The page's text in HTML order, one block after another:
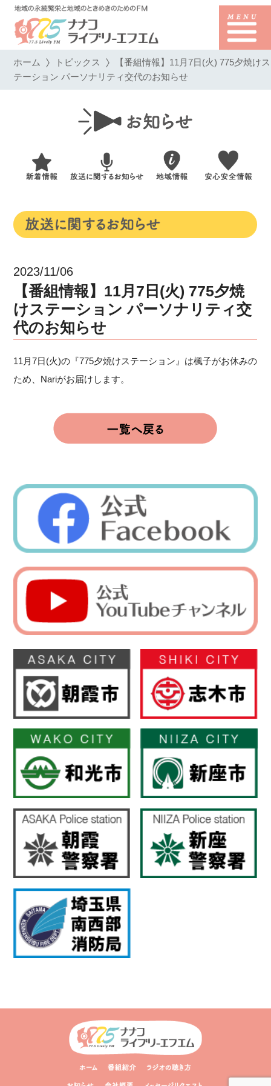
ホーム トピックス 【番組情報】11月7日(火) 775夕焼けス
テーション パーソナリティ交代のお知らせ
2023/11/06
【番組情報】11月7日(火) 775夕焼
けステーション パーソナリティ交
代のお知らせ
11月7日(火)の『775夕焼けステーション』は楓子がお休みの
ため、Nariがお届けします。